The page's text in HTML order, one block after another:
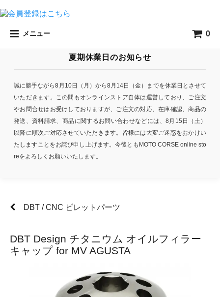
メニュー 0
夏期休業日のお知らせ
誠に勝手ながら8月10日（月）から8月14日（金）までを休業日とさせて
いただきます。この間もオンラインストア自体は運営しており、ご注文
やお問合せはお受けしておりますが、ご注文の対応、在庫確認、商品の
発送、資料請求、商品に関するお問い合わせなどには、8月15日（土）
以降に順次ご対応させていただきます。皆様には大変ご迷惑をおかけい
たしますことをお詫び申し上げます。今後ともMOTO CORSE online sto
reをよろしくお願いいたします。
DBT / CNC ビレットパーツ
DBT Design チタニウム オイルフィラー
キャップ for MV AGUSTA